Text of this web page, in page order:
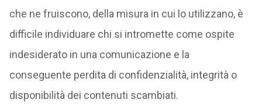
che ne fruiscono, della misura in cui lo utilizzano, è
difficile individuare chi si intromette come ospite
indesiderato in una comunicazione e la
conseguente perdita di confidenzialità, integrità o
disponibilità dei contenuti scambiati.